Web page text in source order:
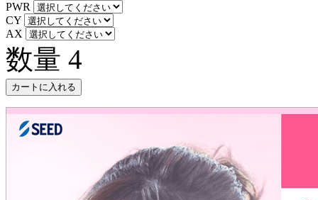
PWR
CY
AX
数量 4
カートに入れる